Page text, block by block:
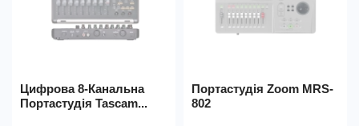
Цифрова 8-Канальна
Портастудія Tascam...
Портастудія Zoom MRS-
802